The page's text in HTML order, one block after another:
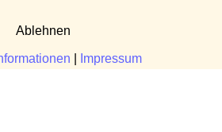
Ablehnen
Impressum